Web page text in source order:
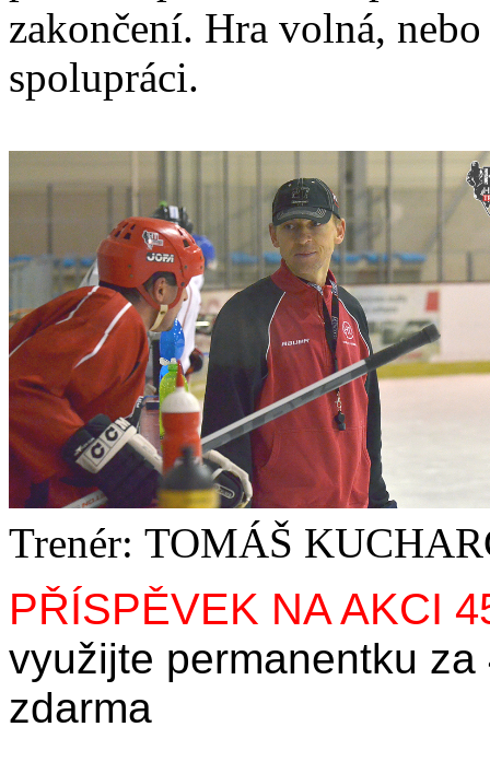
zakončení. Hra volná,
spolupráci.
Trenér: TOMÁŠ
PŘÍSPĚVEK NA AKCI
využijte permanentku
zdarma